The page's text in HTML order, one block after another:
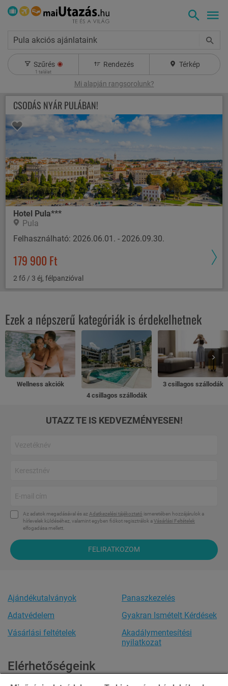
Pula akciós ajánlataink
Szűrés
1 találat
Rendezés Térkép
Mi alapján rangsorolunk?
CSODÁS NYÁR PULÁBAN!
Hotel Pula***
Pula
Felhasználható: 2026.06.01. - 2026.09.30.
179 900 Ft
2 fő / 3 éj, félpanzióval
Ezek a népszerű kategóriák is érdekelhetnek
Wellness akciók
4 csillagos szállodák
3 csillagos szállodák
UTAZZ TE IS KEDVEZMÉNYESEN!
Az adatok megadásával és az Adatkezelési tájékoztató ismeretében hozzájárulok a
hírlevelek küldéséhez, valamint egyben fiókot regisztrálok aVásárlási Feltételek
elfogadása mellett.
FELIRATKOZOM
Ajándékutalványok
Adatvédelem
Vásárlási feltételek
Panaszkezelés
Gyakran Ismételt Kérdések
Akadálymentesítési
nyilatkozat
Elérhetőségeink